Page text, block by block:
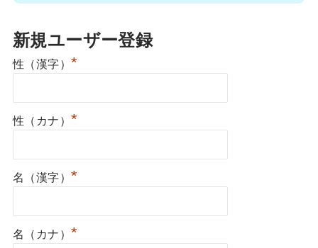
新規ユーザー登録
性（漢字） *
性（カナ） *
名（漢字） *
名（カナ） *